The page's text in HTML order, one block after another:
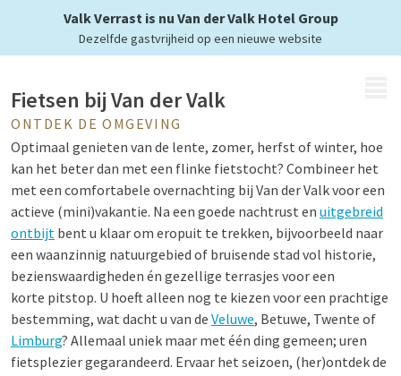
Valk Verrast is nu Van der Valk Hotel Group
Dezelfde gastvrijheid op een nieuwe website
en verken de omgeving
Fietsen bij Van der Valk
ONTDEK DE OMGEVING
Optimaal genieten van de lente, zomer, herfst of winter, hoe
kan het beter dan met een flinke fietstocht? Combineer het
met een comfortabele overnachting bij Van der Valk voor een
actieve (mini)vakantie. Na een goede nachtrust en uitgebreid
ontbijt bent u klaar om eropuit te trekken, bijvoorbeeld naar
een waanzinnig natuurgebied of bruisende stad vol historie,
bezienswaardigheden én gezellige terrasjes voor een
korte pitstop. U hoeft alleen nog te kiezen voor een prachtige
bestemming, wat dacht u van de Veluwe, Betuwe, Twente of
Limburg? Allemaal uniek maar met één ding gemeen; uren
fietsplezier gegarandeerd. Ervaar het seizoen, (her)ontdek de